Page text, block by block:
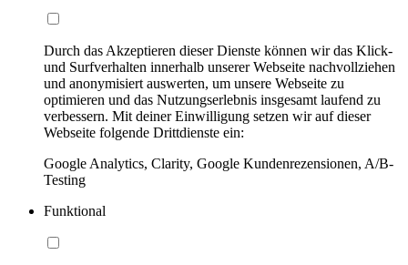
Durch das Akzeptieren dieser Dienste können wir das Klick-
und Surfverhalten innerhalb unserer Webseite nachvollziehen
und anonymisiert auswerten, um unsere Webseite zu
optimieren und das Nutzungserlebnis insgesamt laufend zu
verbessern. Mit deiner Einwilligung setzen wir auf dieser
Webseite folgende Drittdienste ein:
Google Analytics, Clarity, Google Kundenrezensionen, A/B-
Testing
Funktional